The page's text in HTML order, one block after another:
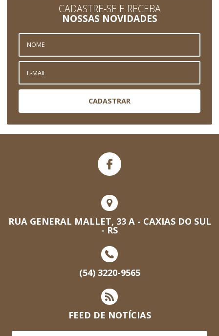
CADASTRE-SE E RECEBA
NOSSAS NOVIDADES
CADASTRAR
RUA GENERAL MALLET, 33 A - CAXIAS DO SUL
- RS
(54) 3220-9565
FEED DE NOTÍCIAS